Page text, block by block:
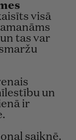
visā
tas var
un
ir
saiknē.